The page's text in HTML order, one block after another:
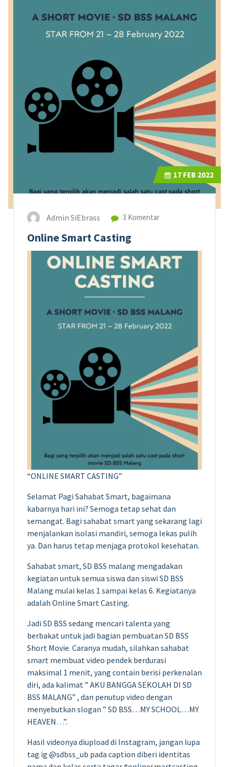
17 FEB 2022
Admin SiEbrass 3 Komentar
Online Smart Casting
“ONLINE SMART CASTING”
Selamat Pagi Sahabat Smart, bagaimana
kabarnya hari ini? Semoga tetap sehat dan
semangat. Bagi sahabat smart yang sekarang lagi
menjalankan isolasi mandiri, semoga lekas pulih
ya. Dan harus tetap menjaga protokol kesehatan.
Sahabat smart, SD BSS malang mengadakan
kegiatan untuk semua siswa dan siswi SD BSS
Malang mulai kelas 1 sampai kelas 6. Kegiatanya
adalah Online Smart Casting.
Jadi SD BSS sedang mencari talenta yang
berbakat untuk jadi bagian pembuatan SD BSS
Short Movie. Caranya mudah, silahkan sahabat
smart membuat video pendek berdurasi
maksimal 1 menit, yang contain berisi perkenalan
diri, ada kalimat ” AKU BANGGA SEKOLAH DI SD
BSS MALANG” , dan penutup video dengan
menyebutkan slogan ” SD BSS…MY SCHOOL…MY
HEAVEN…”.
Hasil videonya diupload di Instagram, jangan lupa
tag ig @sdbss_ub pada caption diberi identitas